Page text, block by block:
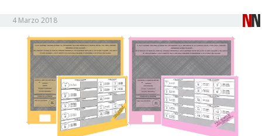
4 Marzo 2018